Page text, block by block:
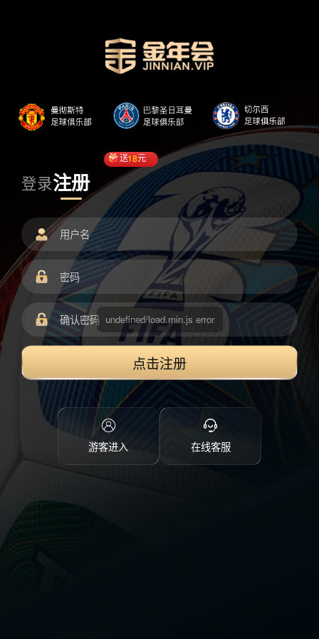
登录注册
送18元
点击注册
游客进入 在线客服